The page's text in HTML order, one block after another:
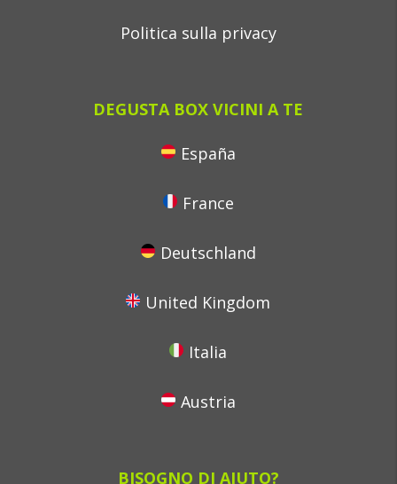
Politica sulla privacy
DEGUSTA BOX VICINI A TE
España
France
Deutschland
United Kingdom
Italia
Austria
BISOGNO DI AIUTO?